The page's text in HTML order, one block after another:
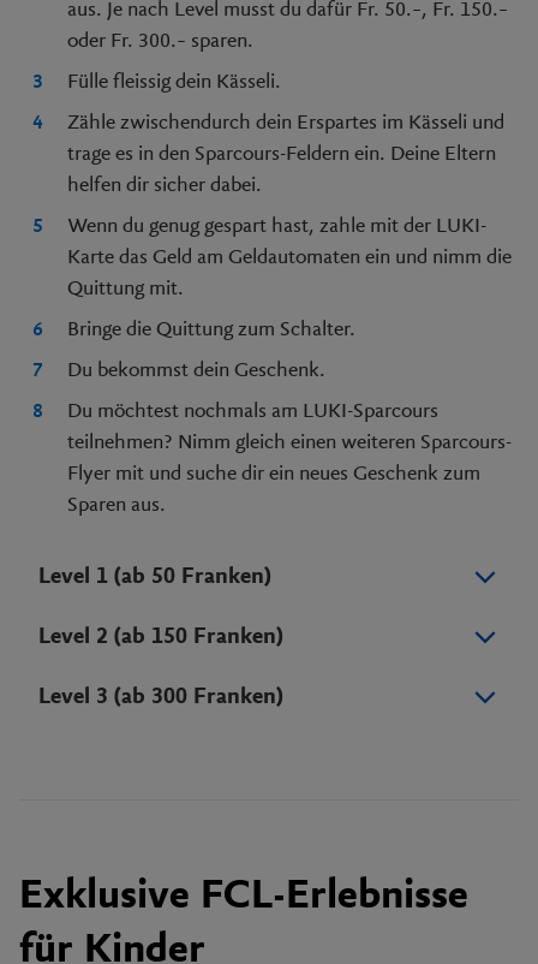
aus. Je nach Level musst du dafür Fr. 50.–, Fr. 150.–
oder Fr. 300.– sparen.
Fülle fleissig dein Kässeli.
Zähle zwischendurch dein Erspartes im Kässeli und
trage es in den Sparcours-Feldern ein. Deine Eltern
helfen dir sicher dabei.
Wenn du genug gespart hast, zahle mit der LUKI-
Karte das Geld am Geldautomaten ein und nimm die
Quittung mit.
Bringe die Quittung zum Schalter.
Du bekommst dein Geschenk.
Du möchtest nochmals am LUKI-Sparcours
teilnehmen? Nimm gleich einen weiteren Sparcours-
Flyer mit und suche dir ein neues Geschenk zum
Sparen aus.
Level 1 (ab 50 Franken)
Level 2 (ab 150 Franken)
Level 3 (ab 300 Franken)
Exklusive FCL-Erlebnisse
für Kinder